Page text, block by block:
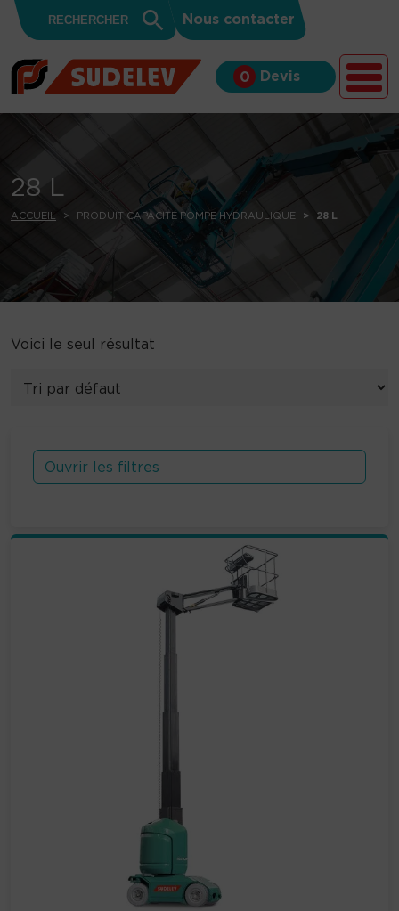
Skip to content
for:
Search
Button
Nous contacter
0 Devis
28 L
ACCUEIL PRODUIT CAPACITÉ POMPE HYDRAULIQUE 28 L
Voici le seul résultat
Ouvrir les filtres